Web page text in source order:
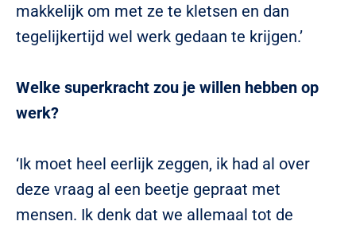
makkelijk om met ze te kletsen en dan
tegelijkertijd wel werk gedaan te krijgen.’
Welke superkracht zou je willen hebben op
werk?
‘Ik moet heel eerlijk zeggen, ik had al over
deze vraag al een beetje gepraat met
mensen. Ik denk dat we allemaal tot de